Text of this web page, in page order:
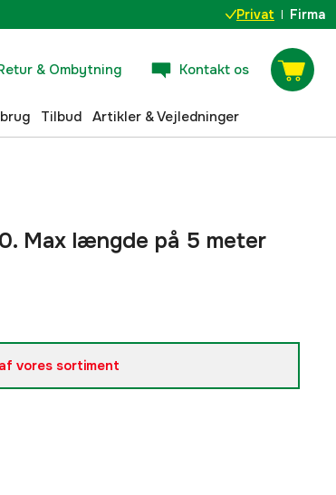
Privat Firma
& Ombytning Kontakt os
Tilbud Artikler & Vejledninger
Max længde på 5 meter
vores sortiment